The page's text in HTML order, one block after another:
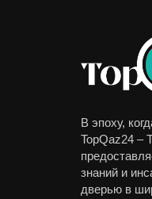
В эпоху,
TopQaz24 –
знаний и
дверью в